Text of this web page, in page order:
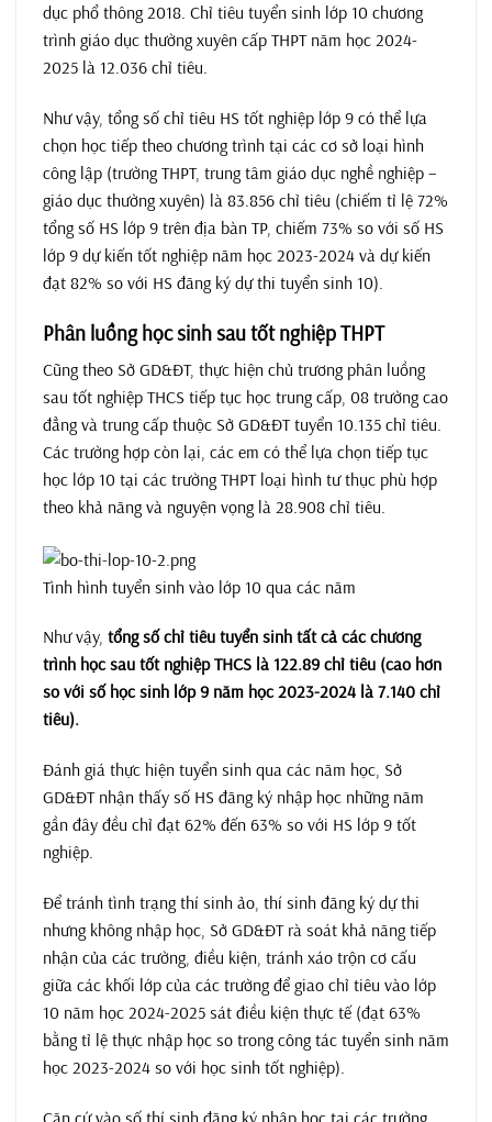
dục phổ thông 2018. Chỉ tiêu tuyển sinh lớp 10 chương
trình giáo dục thường xuyên cấp THPT năm học 2024-
2025 là 12.036 chỉ tiêu.
Như vậy, tổng số chỉ tiêu HS tốt nghiệp lớp 9 có thể lựa
chọn học tiếp theo chương trình tại các cơ sở loại hình
công lập (trường THPT, trung tâm giáo dục nghề nghiệp –
giáo dục thường xuyên) là 83.856 chỉ tiêu (chiếm tỉ lệ 72%
tổng số HS lớp 9 trên địa bàn TP, chiếm 73% so với số HS
lớp 9 dự kiến tốt nghiệp năm học 2023-2024 và dự kiến
đạt 82% so với HS đăng ký dự thi tuyển sinh 10).
Phân luồng học sinh sau tốt nghiệp THPT
Cũng theo Sở GD&ĐT, thực hiện chủ trương phân luồng
sau tốt nghiệp THCS tiếp tục học trung cấp, 08 trường cao
đẳng và trung cấp thuộc Sở GD&ĐT tuyển 10.135 chỉ tiêu.
Các trường hợp còn lại, các em có thể lựa chọn tiếp tục
học lớp 10 tại các trường THPT loại hình tư thục phù hợp
theo khả năng và nguyện vọng là 28.908 chỉ tiêu.
Tình hình tuyển sinh vào lớp 10 qua các năm
Như vậy, tổng số chỉ tiêu tuyển sinh tất cả các chương
trình học sau tốt nghiệp THCS là 122.89 chỉ tiêu (cao hơn
so với số học sinh lớp 9 năm học 2023-2024 là 7.140 chỉ
tiêu).
Đánh giá thực hiện tuyển sinh qua các năm học, Sở
GD&ĐT nhận thấy số HS đăng ký nhập học những năm
gần đây đều chỉ đạt 62% đến 63% so với HS lớp 9 tốt
nghiệp.
Để tránh tình trạng thí sinh ảo, thí sinh đăng ký dự thi
nhưng không nhập học, Sở GD&ĐT rà soát khả năng tiếp
nhận của các trường, điều kiện, tránh xáo trộn cơ cấu
giữa các khối lớp của các trường để giao chỉ tiêu vào lớp
10 năm học 2024-2025 sát điều kiện thực tế (đạt 63%
bằng tỉ lệ thực nhập học so trong công tác tuyển sinh năm
học 2023-2024 so với học sinh tốt nghiệp).
Căn cứ vào số thí sinh đăng ký nhập học tại các trường